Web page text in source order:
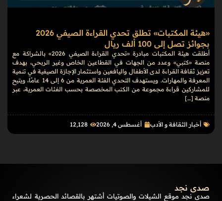
«هيئة المكتبات» تطلق تحدي القراءة الصيفي 2026
بجوائز تصل إلى 100 ألف ريال
أطلقت هيئة المكتبات مبادرة «تحدي القراءة الصيفي 2026» بالشراكة مع
منصة «كتبي» وعدد من الجهات في القطاعين الخاص وغير الربحي، بهدف
تعزيز ثقافة القراءة لدى الأطفال واليافعين واستثمار الإجازة الصيفية في تنمية
المعرفة والمهارات. ويستهدف التحدي الفئة العمرية من 6 إلى 14 عامًا، ويتيح
للمشاركين قراءة مجموعة من الكتب المخصصة بحسب الفئات العمرية، عبر
منصة […]
أخبار الثقافة و الأدب أغسطس 4, 2026 12٬128
صدى نجد
صدى نجد موقع الشيلات والصوتيات أشتهر بالقصائد الحصرية لشعراء